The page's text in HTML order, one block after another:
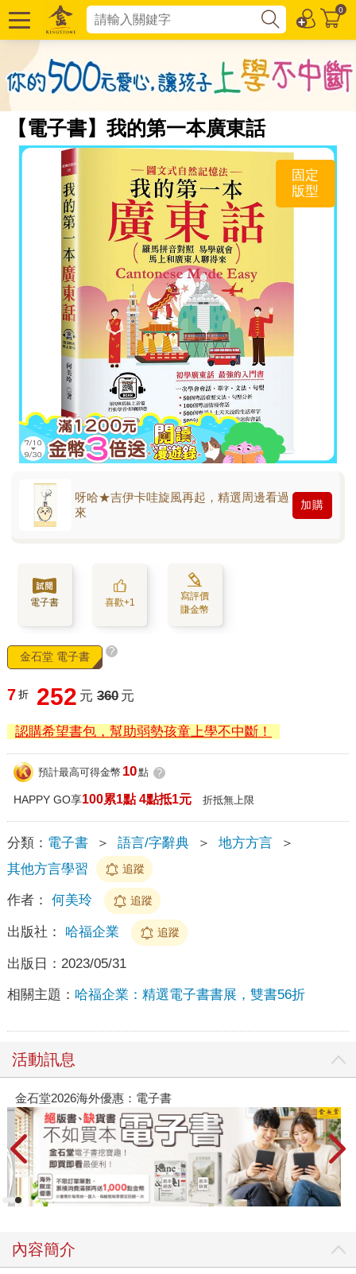
0
【電子書】我的第一本廣東話
固定
版型
呀哈★吉伊卡哇旋風再起，精選周邊看過
來
加購
電子書 喜歡+1
寫評價
賺金幣
金石堂 電子書 ?
7 折 252 元 360 元
認購希望書包，幫助弱勢孩童上學不中斷！
預計最高可得金幣 10點 ?
HAPPY GO享100累1點 4點抵1元 折抵無上限
分類： 電子書 ＞ 語言/字辭典 ＞ 地方方言
＞
其他方言學習
追蹤
作者： 何美玲 追蹤
出版社： 哈福企業 追蹤
出版日： 2023/05/31
相關主題： 哈福企業：精選電子書書展，雙書56折
活動訊息
金石堂2026海外優惠：電子書
內容簡介